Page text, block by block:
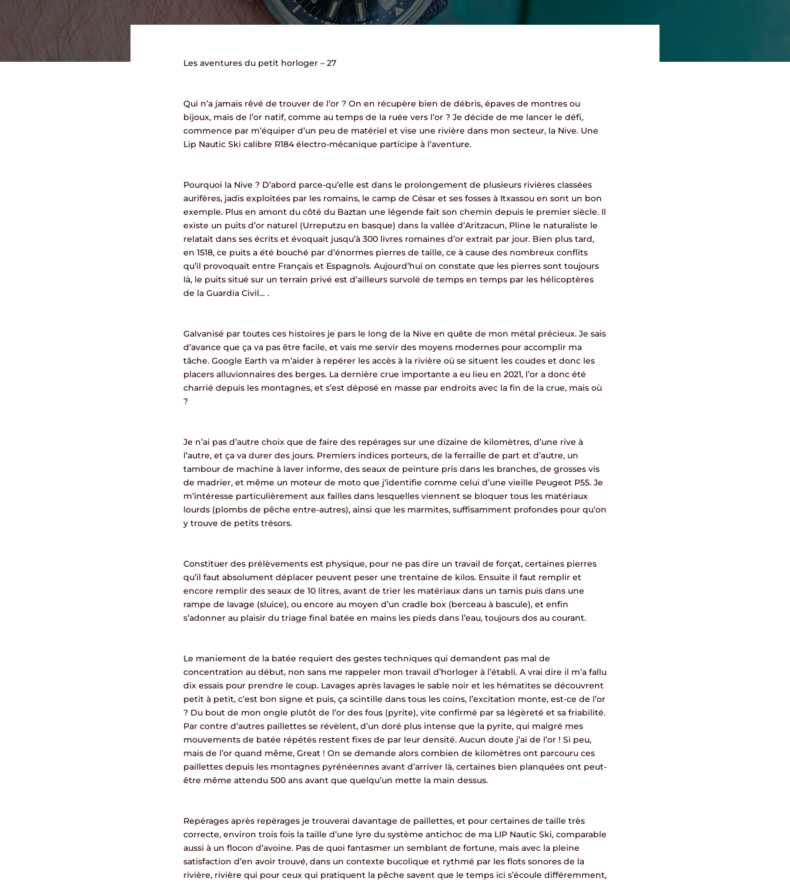
Les aventures du petit horloger – 27
Qui n’a jamais rêvé de trouver de l’or ? On en récupère bien de débris, épaves de montres ou
bijoux, mais de l’or natif, comme au temps de la ruée vers l’or ? Je décide de me lancer le défi,
commence par m’équiper d’un peu de matériel et vise une rivière dans mon secteur, la Nive. Une
Lip Nautic Ski calibre R184 électro-mécanique participe à l’aventure.
Pourquoi la Nive ? D’abord parce-qu’elle est dans le prolongement de plusieurs rivières classées
aurifères, jadis exploitées par les romains, le camp de César et ses fosses à Itxassou en sont un bon
exemple. Plus en amont du côté du Baztan une légende fait son chemin depuis le premier siècle. Il
existe un puits d’or naturel (Urreputzu en basque) dans la vallée d’Aritzacun, Pline le naturaliste le
relatait dans ses écrits et évoquait jusqu’à 300 livres romaines d’or extrait par jour. Bien plus tard,
en 1518, ce puits a été bouché par d’énormes pierres de taille, ce à cause des nombreux conflits
qu’il provoquait entre Français et Espagnols. Aujourd’hui on constate que les pierres sont toujours
là, le puits situé sur un terrain privé est d’ailleurs survolé de temps en temps par les hélicoptères
de la Guardia Civil… .
Galvanisé par toutes ces histoires je pars le long de la Nive en quête de mon métal précieux. Je sais
d’avance que ça va pas être facile, et vais me servir des moyens modernes pour accomplir ma
tâche. Google Earth va m’aider à repérer les accès à la rivière où se situent les coudes et donc les
placers alluvionnaires des berges. La dernière crue importante a eu lieu en 2021, l’or a donc été
charrié depuis les montagnes, et s’est déposé en masse par endroits avec la fin de la crue, mais où
?
Je n’ai pas d’autre choix que de faire des repérages sur une dizaine de kilomètres, d’une rive à
l’autre, et ça va durer des jours. Premiers indices porteurs, de la ferraille de part et d’autre, un
tambour de machine à laver informe, des seaux de peinture pris dans les branches, de grosses vis
de madrier, et même un moteur de moto que j’identifie comme celui d’une vieille Peugeot P55. Je
m’intéresse particulièrement aux failles dans lesquelles viennent se bloquer tous les matériaux
lourds (plombs de pêche entre-autres), ainsi que les marmites, suffisamment profondes pour qu’on
y trouve de petits trésors.
Constituer des prélèvements est physique, pour ne pas dire un travail de forçat, certaines pierres
qu’il faut absolument déplacer peuvent peser une trentaine de kilos. Ensuite il faut remplir et
encore remplir des seaux de 10 litres, avant de trier les matériaux dans un tamis puis dans une
rampe de lavage (sluice), ou encore au moyen d’un cradle box (berceau à bascule), et enfin
s’adonner au plaisir du triage final batée en mains les pieds dans l’eau, toujours dos au courant.
Le maniement de la batée requiert des gestes techniques qui demandent pas mal de
concentration au début, non sans me rappeler mon travail d’horloger à l’établi. A vrai dire il m’a fallu
dix essais pour prendre le coup. Lavages après lavages le sable noir et les hématites se découvrent
petit à petit, c’est bon signe et puis, ça scintille dans tous les coins, l’excitation monte, est-ce de l’or
? Du bout de mon ongle plutôt de l’or des fous (pyrite), vite confirmé par sa légèreté et sa friabilité.
Par contre d’autres paillettes se révèlent, d’un doré plus intense que la pyrite, qui malgré mes
mouvements de batée répétés restent fixes de par leur densité. Aucun doute j’ai de l’or ! Si peu,
mais de l’or quand même, Great ! On se demande alors combien de kilomètres ont parcouru ces
paillettes depuis les montagnes pyrénéennes avant d’arriver là, certaines bien planquées ont peut-
être même attendu 500 ans avant que quelqu’un mette la main dessus.
Repérages après repérages je trouverai davantage de paillettes, et pour certaines de taille très
correcte, environ trois fois la taille d’une lyre du système antichoc de ma LIP Nautic Ski, comparable
aussi à un flocon d’avoine. Pas de quoi fantasmer un semblant de fortune, mais avec la pleine
satisfaction d’en avoir trouvé, dans un contexte bucolique et rythmé par les flots sonores de la
rivière, rivière qui pour ceux qui pratiquent la pêche savent que le temps ici s’écoule différemment,